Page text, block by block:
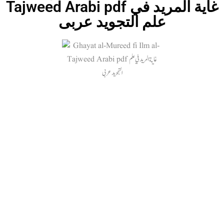
Tajweed Arabi pdf غاية المريد في
علم التجويد عربی